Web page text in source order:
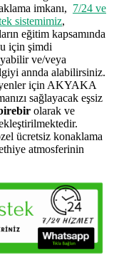
imkanı, 7/24 ve
sistemimiz,
eğitim kapsamında
için şimdi
ve/veya
annda alabilirsiniz.
için AKYAKA
sağlayacak eşsiz
olarak ve
ücretsiz konaklama
atmosferinin